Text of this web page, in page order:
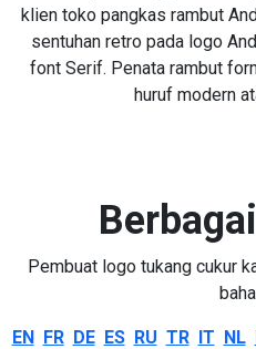
klien toko pangkas rambut
sentuhan retro pada logo
font Serif. Penata rambut
huruf modern
Pembuat logo tukang cukur
EN FR DE ES RU TR IT NL